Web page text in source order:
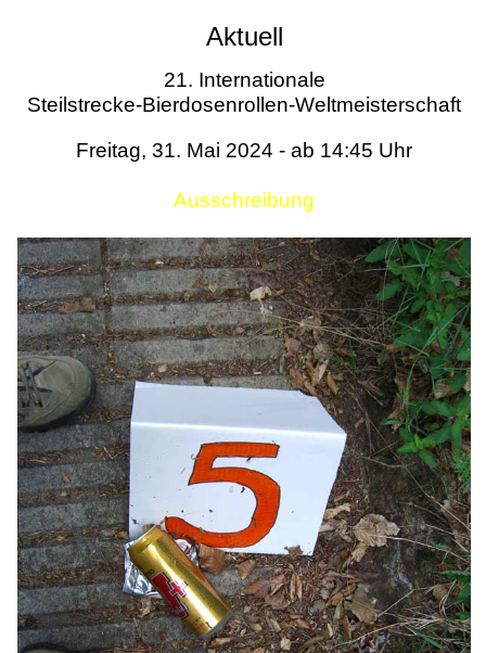
Literatur
Termine
Aktuell
21. Internationale
Steilstrecke-Bierdosenrollen-Weltmeisterschaft
Freitag, 31. Mai 2024 - ab 14:45 Uhr
Ausschreibung